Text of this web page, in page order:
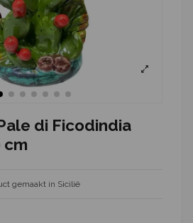
di Ficodindia
cm
gemaakt in Sicilië